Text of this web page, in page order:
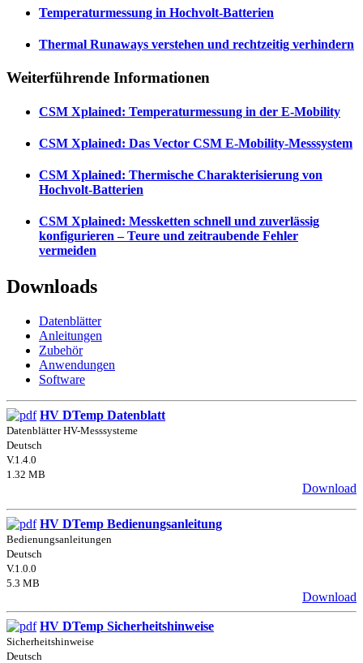
Temperaturmessung in Hochvolt-Batterien
Thermal Runaways verstehen und rechtzeitig verhindern
Weiterführende Informationen
CSM Xplained: Temperaturmessung in der E-Mobility
CSM Xplained: Das Vector CSM E-Mobility-Messsystem
CSM Xplained: Thermische Charakterisierung von
Hochvolt-Batterien
CSM Xplained: Messketten schnell und zuverlässig
konfigurieren – Teure und zeitraubende Fehler
vermeiden
Downloads
Datenblätter
Anleitungen
Zubehör
Anwendungen
Software
HV DTemp Datenblatt
Datenblätter HV-Messsysteme
Deutsch
V.1.4.0
1.32 MB
Download
HV DTemp Bedienungsanleitung
Bedienungsanleitungen
Deutsch
V.1.0.0
5.3 MB
Download
HV DTemp Sicherheitshinweise
Sicherheitshinweise
Deutsch